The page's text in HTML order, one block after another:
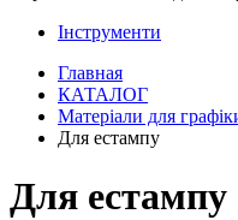
Інструменти
Главная
КАТАЛОГ
Матеріали для
Для естампу
Для естампу